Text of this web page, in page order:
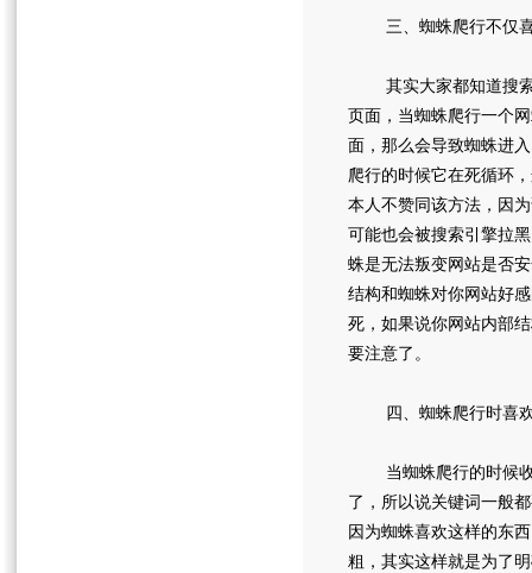
三、蜘蛛爬行不仅喜
其实大家都知道搜索
页面，当蜘蛛爬行一个
面，那么会导致蜘蛛进
爬行的时候它在死循环
本人不赞同该方法，因
可能也会被搜索引擎拉
蛛是无法叛变网站是否
结构和蜘蛛对你网站好
死，如果说你网站内部
要注意了。
四、蜘蛛爬行时喜欢
当蜘蛛爬行的时候收
了，所以说关键词一般
因为蜘蛛喜欢这样的东
粗，其实这样就是为了